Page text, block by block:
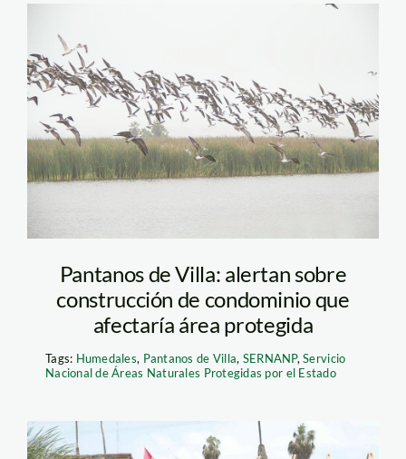
aves pantanos de villa
– macarena tabja –
spda
Pantanos de Villa: alertan sobre
construcción de condominio que
afectaría área protegida
Tags: Humedales, Pantanos de Villa, SERNANP,Servicio
Nacional de Áreas Naturales Protegidas por el Estado